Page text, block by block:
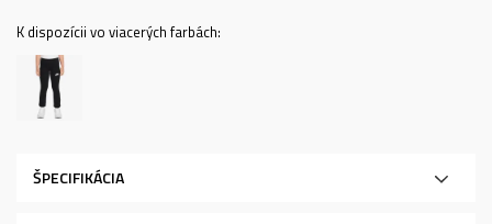
K dispozícii vo viacerých farbách:
ŠPECIFIKÁCIA